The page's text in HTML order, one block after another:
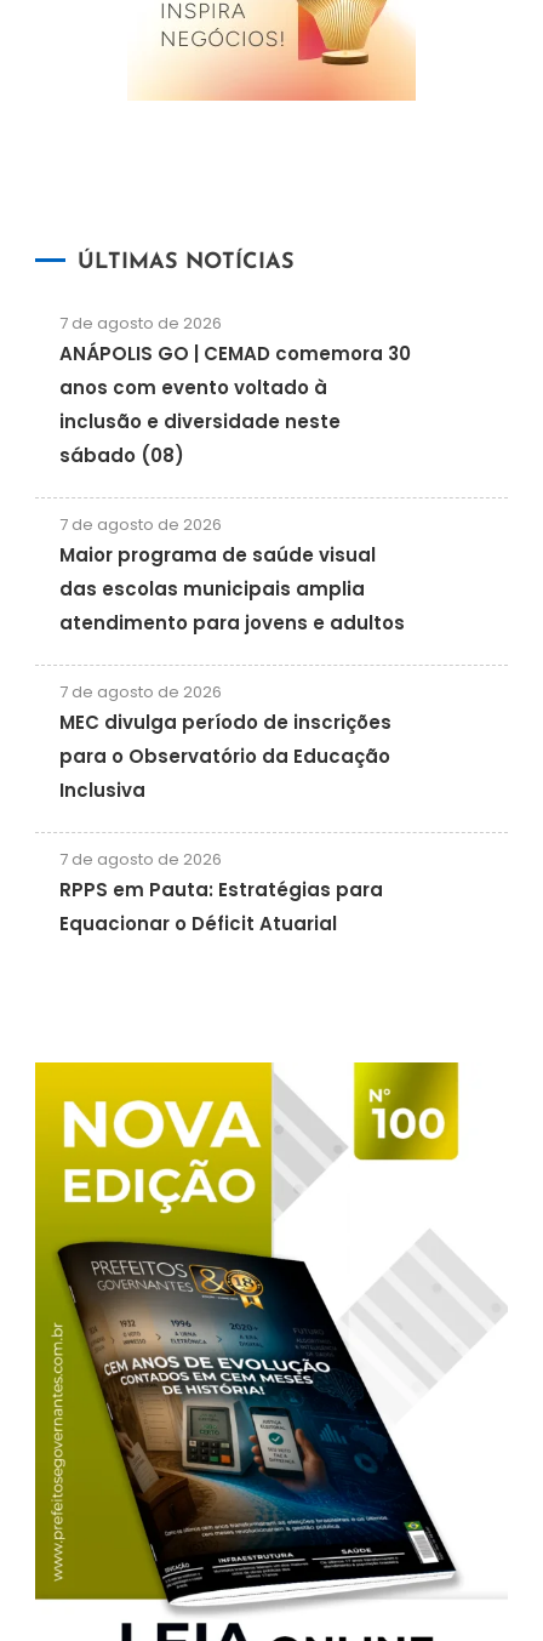
ÚLTIMAS NOTÍCIAS
7 de agosto de 2026
ANÁPOLIS GO | CEMAD comemora 30
anos com evento voltado à
inclusão e diversidade neste
sábado (08)
7 de agosto de 2026
Maior programa de saúde visual
das escolas municipais amplia
atendimento para jovens e adultos
7 de agosto de 2026
MEC divulga período de inscrições
para o Observatório da Educação
Inclusiva
7 de agosto de 2026
RPPS em Pauta: Estratégias para
Equacionar o Déficit Atuarial